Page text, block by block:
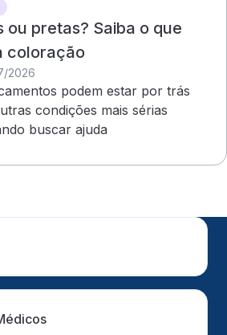
ou pretas? Saiba o que
coloração
2026
podem estar por trás
condições mais sérias
buscar ajuda